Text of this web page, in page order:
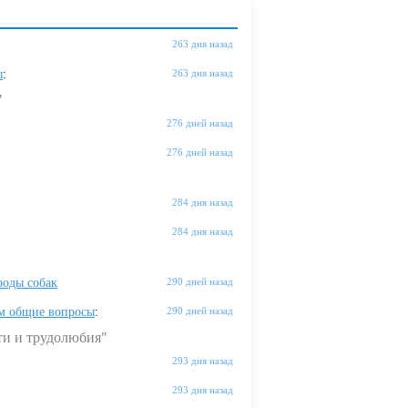
263 дня назад
263 дня назад
:
276 дней назад
276 дней назад
284 дня назад
284 дня назад
290 дней назад
собак
290 дней назад
общие вопросы:
и трудолюбия"
293 дня назад
293 дня назад